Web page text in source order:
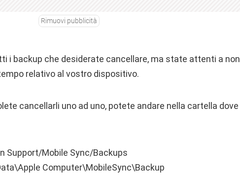
Rimuovi pubblicità
i backup che desiderate cancellare, ma state attenti a non
relativo al vostro dispositivo.
cancellarli uno ad uno, potete andare nella cartella dove
Support/Mobile Sync/Backups
Computer\MobileSync\Backup